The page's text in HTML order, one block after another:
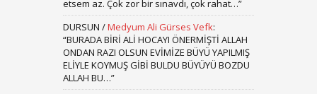
etsem az. Çok zor bir sınavdı, çok rahat…”
DURSUN /Medyum Ali Gürses Vefk:
“BURADA BİRİ ALİ HOCAYI ÖNERMİŞTİ ALLAH
ONDAN RAZI OLSUN EVİMİZE BÜYÜ YAPILMIŞ
ELİYLE KOYMUŞ GİBİ BULDU BÜYÜYÜ BOZDU
ALLAH BU…”